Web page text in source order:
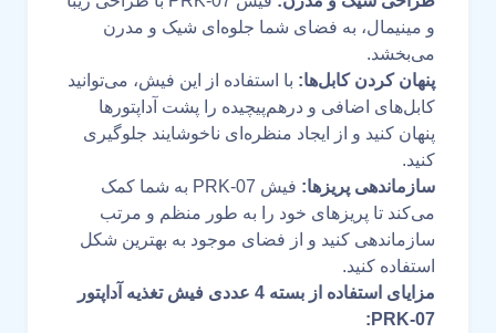
و مینیمال، به فضای شما جلوه‌ای شیک و مدرن
می‌بخشد.
پنهان کردن کابل‌ها: با استفاده از این فیش، می‌توانید
کابل‌های اضافی و درهم‌پیچیده را پشت آداپتورها
پنهان کنید و از ایجاد منظره‌ای ناخوشایند جلوگیری
کنید.
سازماندهی پریزها:
فیش PRK-07 به شما کمک
می‌کند تا پریزهای خود را به طور منظم و مرتب
سازماندهی کنید و از فضای موجود به بهترین شکل
استفاده کنید.
مزایای استفاده از بسته 4 عددی فیش تغذیه آداپتور
PRK-07: